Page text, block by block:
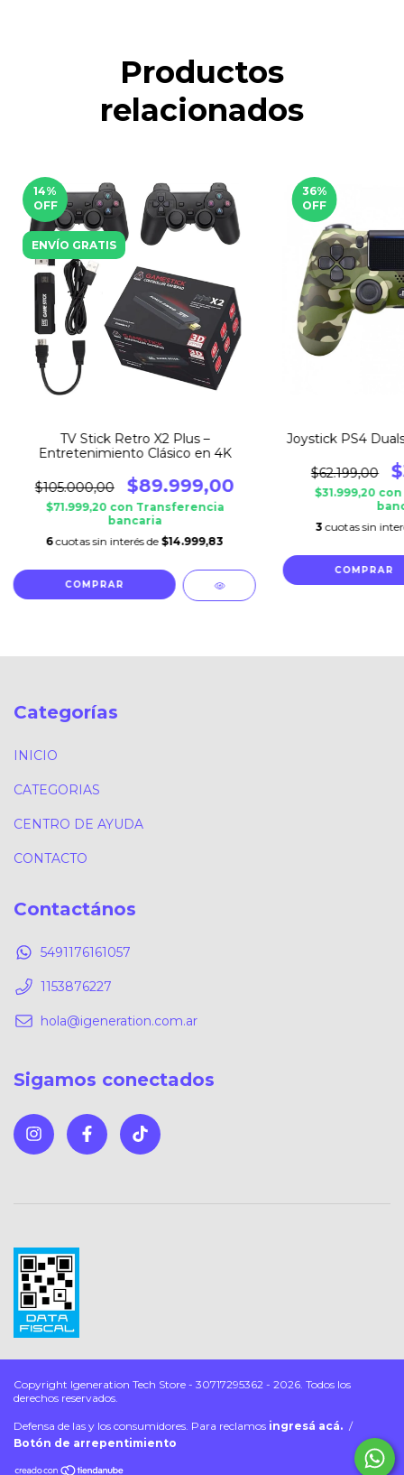
Productos
relacionados
14%
OFF
ENVÍO GRATIS
TV Stick Retro X2 Plus –
Entretenimiento Clásico en 4K
$105.000,00 $89.999,00
$71.999,20 con Transferencia
bancaria
6 cuotas sin interés de $14.999,83
36%
OFF
Joystick PS4
$62.199,00
$31.999,20 con
3 cuotas sin
COMPRAR
Categorías
INICIO
CATEGORIAS
CENTRO DE AYUDA
CONTACTO
Contactános
5491176161057
1153876227
hola@igeneration.com.ar
Sigamos conectados
Copyright Igeneration Tech Store - 30717295362 - 2026. Todos los
derechos reservados.
Defensa de las y los consumidores. Para reclamos ingresá acá. /
Botón de arrepentimiento